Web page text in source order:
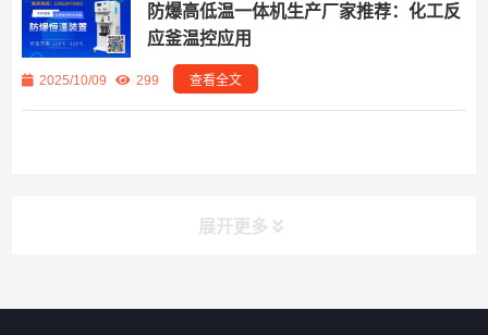
防爆高低温一体机生产厂家推荐：化工反
应釜温控应用
2025/10/09 299 查看全文
展开更多